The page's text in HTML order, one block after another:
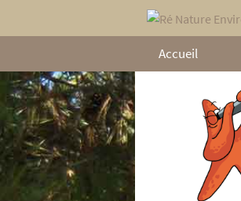
Accueil